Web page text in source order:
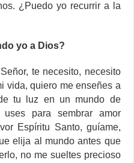
¿Puedo yo recurrir a la
yo a Dios?
te necesito, necesito
vida, quiero me enseñes a
tu luz en un mundo de
para sembrar amor
Espíritu Santo, guíame,
elija al mundo antes que
no me sueltes precioso